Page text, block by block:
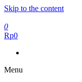
Skip to the content
0
Rp0
Menu